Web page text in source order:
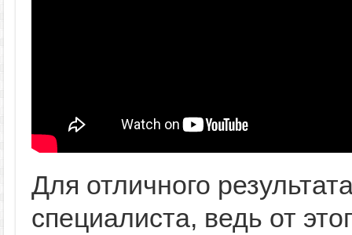
Для отличного
специалиста, ведь от